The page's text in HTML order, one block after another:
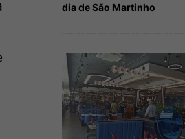
dia de São Martinho